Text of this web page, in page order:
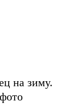
на зиму.